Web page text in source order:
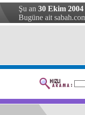
Şu an 30 Ekim
Bugüne ait